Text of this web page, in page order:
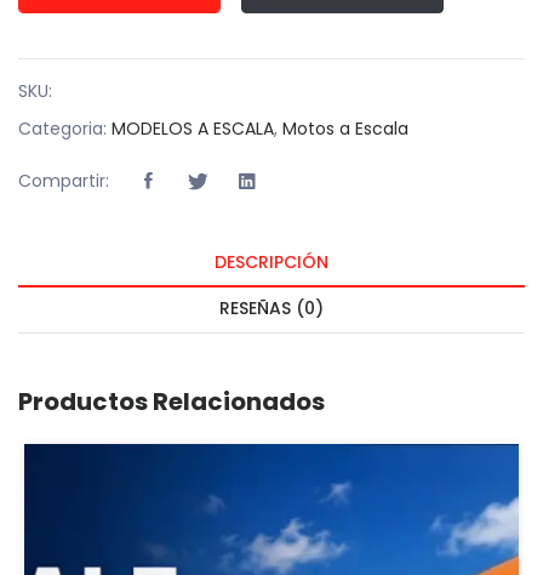
SKU:
Categoria: MODELOS A ESCALA, Motos a Escala
Compartir:
DESCRIPCIÓN
RESEÑAS (0)
Productos Relacionados